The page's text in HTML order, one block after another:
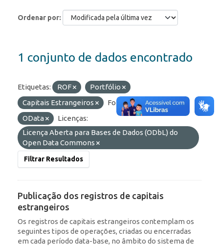
Ordenar por
1 conjunto de dados encontrado
Etiquetas: ROF
Portfólio
Capitais Estrangeiros
Formatos:
HTML
OData
Licenças:
Licença Aberta para Bases de Dados (ODbL) do
Open Data Commons
Filtrar Resultados
Publicação dos registros de capitais
estrangeiros
Os registros de capitais estrangeiros contemplam os
seguintes tipos de operações, criadas ou encerradas
em cada período data-base, no âmbito do sistema de